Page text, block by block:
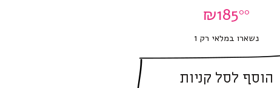
₪18500
נשארו במלאי רק 1
הוסף לסל קניות